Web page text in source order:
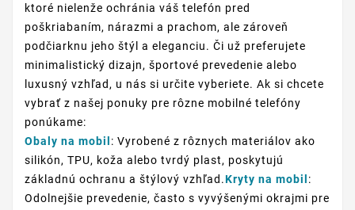
ktoré nielenže ochránia váš telefón pred
poškriabaním, nárazmi a prachom, ale zároveň
podčiarknu jeho štýl a eleganciu. Či už preferujete
minimalistický dizajn, športové prevedenie alebo
luxusný vzhľad, u nás si určite vyberiete. Ak si chcete
vybrať z našej ponuky pre rôzne mobilné telefóny
ponúkame:
Obaly na mobil : Vyrobené z rôznych materiálov ako
silikón, TPU, koža alebo tvrdý plast, poskytujú
základnú ochranu a štýlový vzhľad.Kryty na mobil :
Odolnejšie prevedenie, často s vyvýšenými okrajmi pre